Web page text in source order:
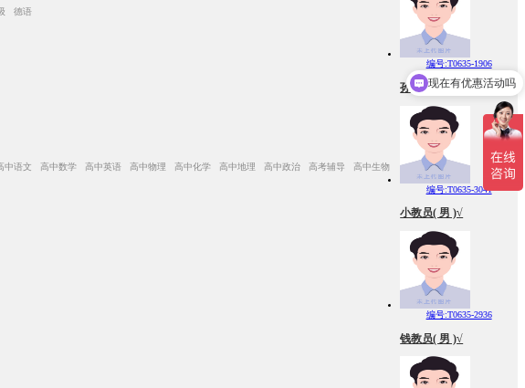
德语
语文 高中数学 高中英语 高中物理 高中化学 高中地理 高中政治 高考辅导 高中生物
编号:T0635-1906
孙教员( 男 )√
编号:T0635-3041
小教员( 男 )√
编号:T0635-2936
钱教员( 男 )√
可以介绍下你们的产品么
现在有优惠活动吗